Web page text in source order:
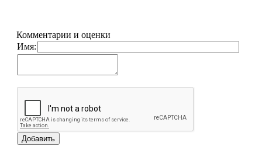
Комментарии и оценки
Имя: